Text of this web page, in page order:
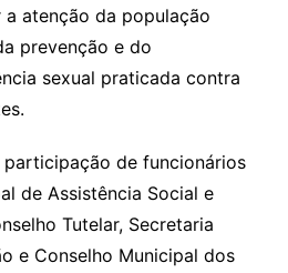
atenção da população
prevenção e do
sexual praticada contra
de funcionários
de Assistência Social e
Tutelar, Secretaria
e Conselho Municipal dos